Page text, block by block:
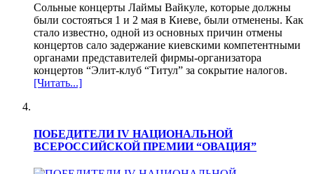
Сольные концерты Лаймы Вайкуле, которые должны
были состояться 1 и 2 мая в Киеве, были отменены. Как
стало известно, одной из основных причин отмены
концертов сало задержание киевскими компетентными
органами представителей фирмы-организатора
концертов “Элит-клуб “Титул” за сокрытие налогов.
[Читать...]
ПОБЕДИТЕЛИ IV НАЦИОНАЛЬНОЙ
ВСЕРОССИЙСКОЙ ПРЕМИИ “ОВАЦИЯ”